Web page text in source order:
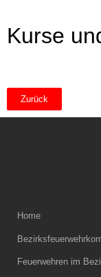
Kurse
Zurück
Home
Feuerwehren im